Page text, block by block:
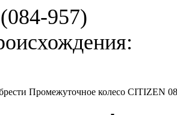
957)
Промежуточное колесо CITIZEN